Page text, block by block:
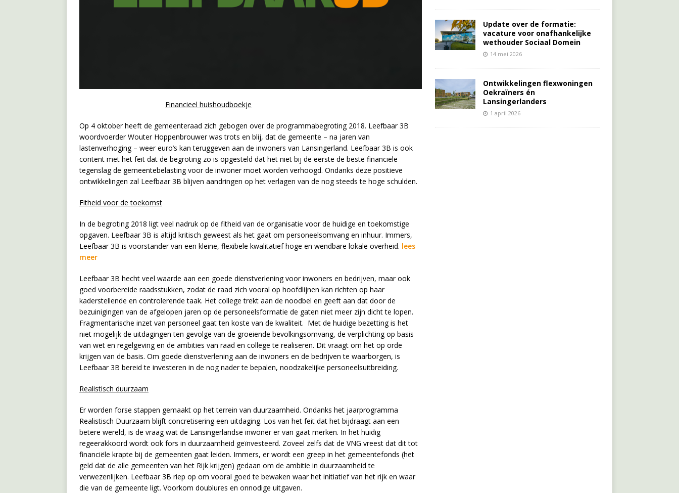
Financieel huishoudboekje
Op 4 oktober heeft de gemeenteraad zich gebogen over de programmabegroting 2018. Leefbaar 3B
woordvoerder Wouter Hoppenbrouwer was trots en blij, dat de gemeente – na jaren van
lastenverhoging – weer euro’s kan teruggeven aan de inwoners van Lansingerland. Leefbaar 3B is ook
content met het feit dat de begroting zo is opgesteld dat het niet bij de eerste de beste financiële
tegenslag de gemeentebelasting voor de inwoner moet worden verhoogd. Ondanks deze positieve
ontwikkelingen zal Leefbaar 3B blijven aandringen op het verlagen van de nog steeds te hoge schulden.
Fitheid voor de toekomst
In de begroting 2018 ligt veel nadruk op de fitheid van de organisatie voor de huidige en toekomstige
opgaven. Leefbaar 3B is altijd kritisch geweest als het gaat om personeelsomvang en inhuur. Immers,
Leefbaar 3B is voorstander van een kleine, flexibele kwalitatief hoge en wendbare lokale overheid. lees
meer
Leefbaar 3B hecht veel waarde aan een goede dienstverlening voor inwoners en bedrijven, maar ook
goed voorbereide raadsstukken, zodat de raad zich vooral op hoofdlijnen kan richten op haar
kaderstellende en controlerende taak. Het college trekt aan de noodbel en geeft aan dat door de
bezuinigingen van de afgelopen jaren op de personeelsformatie de gaten niet meer zijn dicht te lopen.
Fragmentarische inzet van personeel gaat ten koste van de kwaliteit. Met de huidige bezetting is het
niet mogelijk de uitdagingen ten gevolge van de groeiende bevolkingsomvang, de verplichting op basis
van wet en regelgeving en de ambities van raad en college te realiseren. Dit vraagt om het op orde
krijgen van de basis. Om goede dienstverlening aan de inwoners en de bedrijven te waarborgen, is
Leefbaar 3B bereid te investeren in de nog nader te bepalen, noodzakelijke personeelsuitbreiding.
Realistisch duurzaam
Er worden forse stappen gemaakt op het terrein van duurzaamheid. Ondanks het jaarprogramma
Realistisch Duurzaam blijft concretisering een uitdaging. Los van het feit dat het bijdraagt aan een
betere wereld, is de vraag wat de Lansingerlandse inwoner er van gaat merken. In het huidig
regeerakkoord wordt ook fors in duurzaamheid geïnvesteerd. Zoveel zelfs dat de VNG vreest dat dit tot
financiële krapte bij de gemeenten gaat leiden. Immers, er wordt een greep in het gemeentefonds (het
geld dat de alle gemeenten van het Rijk krijgen) gedaan om de ambitie in duurzaamheid te
verwezenlijken. Leefbaar 3B riep op om vooral goed te bewaken waar het initiatief van het rijk en waar
die van de gemeente ligt. Voorkom doublures en onnodige uitgaven.
Update over de formatie:
vacature voor onafhankelijke
wethouder Sociaal Domein
14 mei 2026
Ontwikkelingen flexwoningen
Oekraïners én
Lansingerlanders
1 april 2026